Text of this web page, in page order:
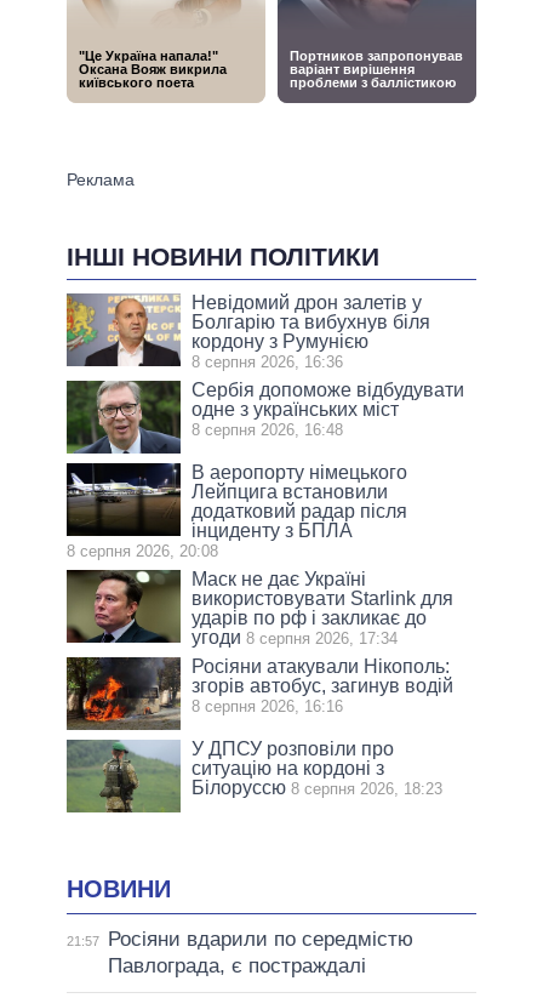
ІНШІ НОВИНИ ПОЛІТИКИ
Невідомий дрон залетів у
Болгарію та вибухнув біля
кордону з Румунією
8 серпня 2026, 16:36
Сербія допоможе відбудувати
одне з українських міст
8 серпня 2026, 16:48
В аеропорту німецького
Лейпцига встановили
додатковий радар після
інциденту з БПЛА
8 серпня 2026, 20:08
Маск не дає Україні
використовувати Starlink для
ударів по рф і закликає до
угоди 8 серпня 2026, 17:34
Росіяни атакували Нікополь:
згорів автобус, загинув водій
8 серпня 2026, 16:16
У ДПСУ розповіли про
ситуацію на кордоні з
Білоруссю 8 серпня 2026, 18:23
НОВИНИ
21:57
Росіяни вдарили по середмістю
Павлограда, є постраждалі